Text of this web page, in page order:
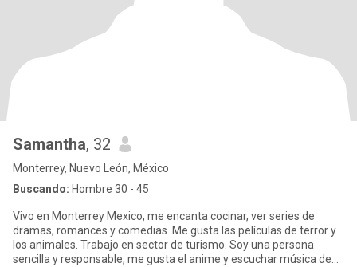
Samantha, 32
Monterrey, Nuevo León, México
Buscando: Hombre 30 - 45
Vivo en Monterrey Mexico, me encanta cocinar, ver series de
dramas, romances y comedias. Me gusta las películas de terror y
los animales. Trabajo en sector de turismo. Soy una persona
sencilla y responsable, me gusta el anime y escuchar música de